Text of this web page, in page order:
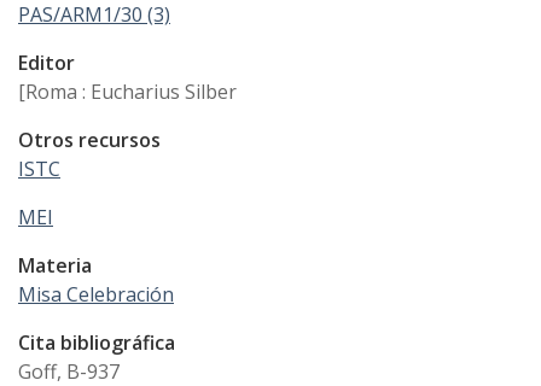
PAS/ARM1/30 (3)
Editor
[Roma : Eucharius Silber
Otros recursos
ISTC
MEI
Materia
Misa Celebración
Cita bibliográfica
Goff, B-937